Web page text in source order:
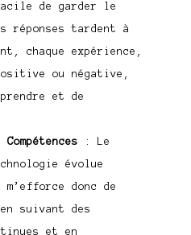
de garder le
réponses tardent à
chaque expérience,
ou négative,
et de
: Le
évolue
donc de
suivant des
et en